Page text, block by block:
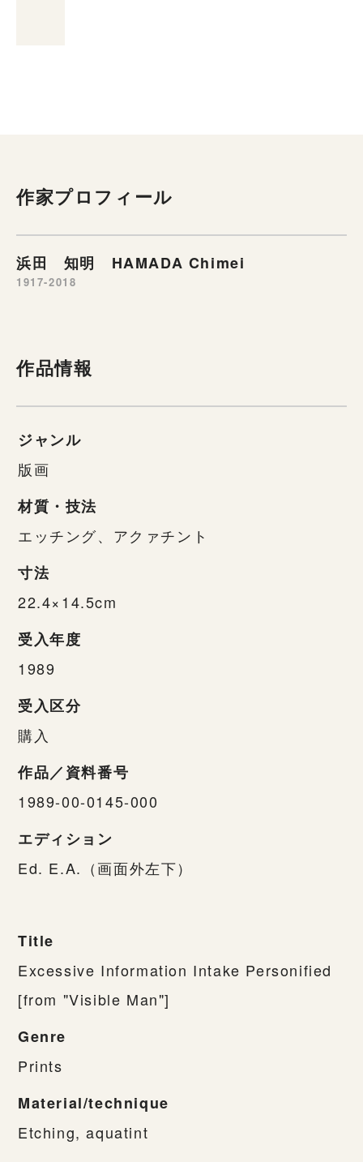
作家プロフィール
浜田 知明 HAMADA Chimei
1917-2018
作品情報
ジャンル
版画
材質・技法
エッチング、アクァチント
寸法
22.4×14.5cm
受入年度
1989
受入区分
購入
作品／資料番号
1989-00-0145-000
エディション
Ed. E.A.（画面外左下）
Title
Excessive Information Intake Personified
[from "Visible Man"]
Genre
Prints
Material/technique
Etching, aquatint